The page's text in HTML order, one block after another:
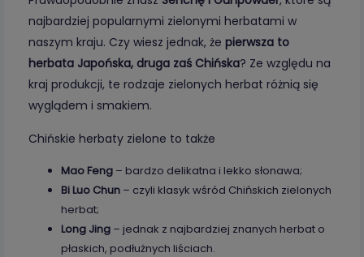
najbardziej popularnymi zielonymi herbatami w
naszym kraju. Czy wiesz jednak, że pierwsza to
herbata Japońska, druga zaś Chińska? Ze względu na
kraj produkcji, te rodzaje zielonych herbat różnią się
wyglądem i smakiem.
Chińskie herbaty zielone to także
Mao Feng – bardzo delikatna i lekko słonawa;
Bi Luo Chun – czyli klasyk wśród Chińskich zielonych
herbat;
Long Jing – jednak z najbardziej znanych herbat o
płaskich, podłużnych liściach.